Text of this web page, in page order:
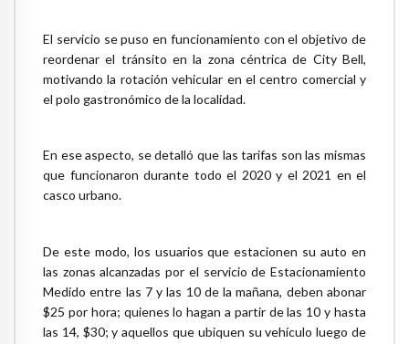
El servicio se puso en funcionamiento con el objetivo de
reordenar el tránsito en la zona céntrica de City Bell,
motivando la rotación vehicular en el centro comercial y
el polo gastronómico de la localidad.
En ese aspecto, se detalló que las tarifas son las mismas
que funcionaron durante todo el 2020 y el 2021 en el
casco urbano.
De este modo, los usuarios que estacionen su auto en
las zonas alcanzadas por el servicio de Estacionamiento
Medido entre las 7 y las 10 de la mañana, deben abonar
$25 por hora; quienes lo hagan a partir de las 10 y hasta
las 14, $30; y aquellos que ubiquen su vehículo luego de